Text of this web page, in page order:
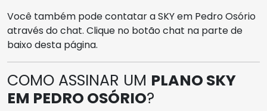
Você também pode contatar a SKY em Pedro Osório
através do chat. Clique no botão chat na parte de
baixo desta página.
COMO ASSINAR UM PLANO SKY
EM PEDRO OSÓRIO?